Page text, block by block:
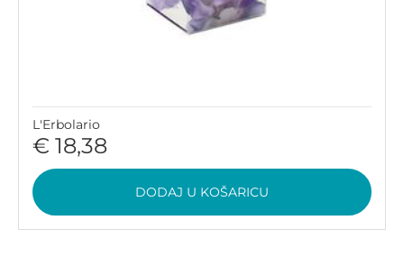
L'Erbolario
€ 18,38
DODAJ U KOŠARICU